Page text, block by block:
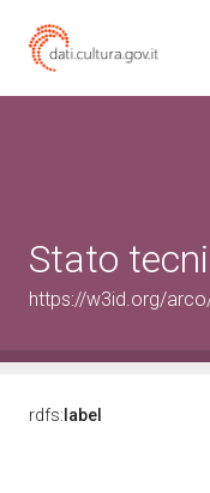
Stato
https://w3id.org/
rdfs: label